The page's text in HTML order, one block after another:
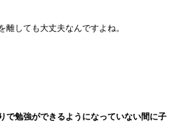
しても大丈夫なんですよね。
で勉強ができるようになっていない間に子